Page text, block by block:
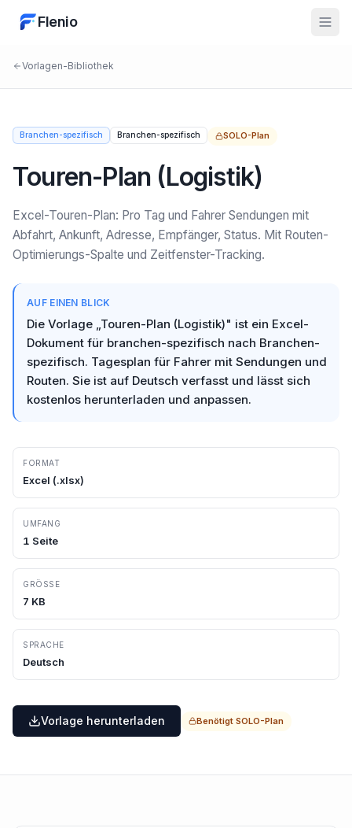
Flenio
Vorlagen-Bibliothek
Branchen-spezifisch Branchen-spezifisch SOLO-Plan
Touren-Plan (Logistik)
Excel-Touren-Plan: Pro Tag und Fahrer Sendungen mit
Abfahrt, Ankunft, Adresse, Empfänger, Status. Mit Routen-
Optimierungs-Spalte und Zeitfenster-Tracking.
AUF EINEN BLICK
Die Vorlage „Touren-Plan (Logistik)" ist ein Excel-
Dokument für branchen-spezifisch nach Branchen-
spezifisch. Tagesplan für Fahrer mit Sendungen und
Routen. Sie ist auf Deutsch verfasst und lässt sich
kostenlos herunterladen und anpassen.
FORMAT
Excel (.xlsx)
UMFANG
1 Seite
GRÖSSE
7 KB
SPRACHE
Deutsch
Vorlage herunterladen Benötigt SOLO-Plan